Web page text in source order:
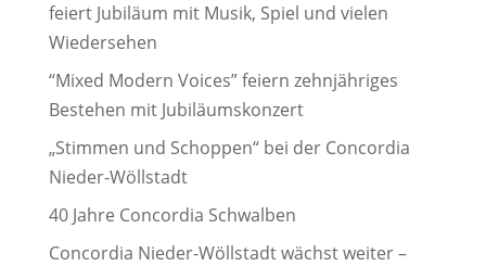
feiert Jubiläum mit Musik, Spiel und vielen
Wiedersehen
“Mixed Modern Voices” feiern zehnjähriges
Bestehen mit Jubiläumskonzert
„Stimmen und Schoppen“ bei der Concordia
Nieder-Wöllstadt
40 Jahre Concordia Schwalben
Concordia Nieder-Wöllstadt wächst weiter –